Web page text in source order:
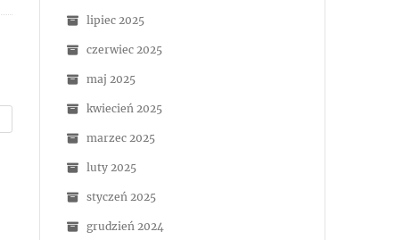
lipiec 2025
czerwiec 2025
maj 2025
kwiecień 2025
marzec 2025
luty 2025
styczeń 2025
grudzień 2024